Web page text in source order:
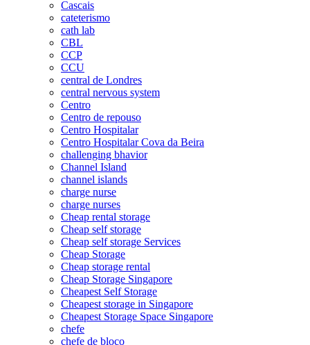
Cascais
cateterismo
cath lab
CBL
CCP
CCU
central de Londres
central nervous system
Centro
Centro de repouso
Centro Hospitalar
Centro Hospitalar Cova da Beira
challenging bhavior
Channel Island
channel islands
charge nurse
charge nurses
Cheap rental storage
Cheap self storage
Cheap self storage Services
Cheap Storage
Cheap storage rental
Cheap Storage Singapore
Cheapest Self Storage
Cheapest storage in Singapore
Cheapest Storage Space Singapore
chefe
chefe de bloco